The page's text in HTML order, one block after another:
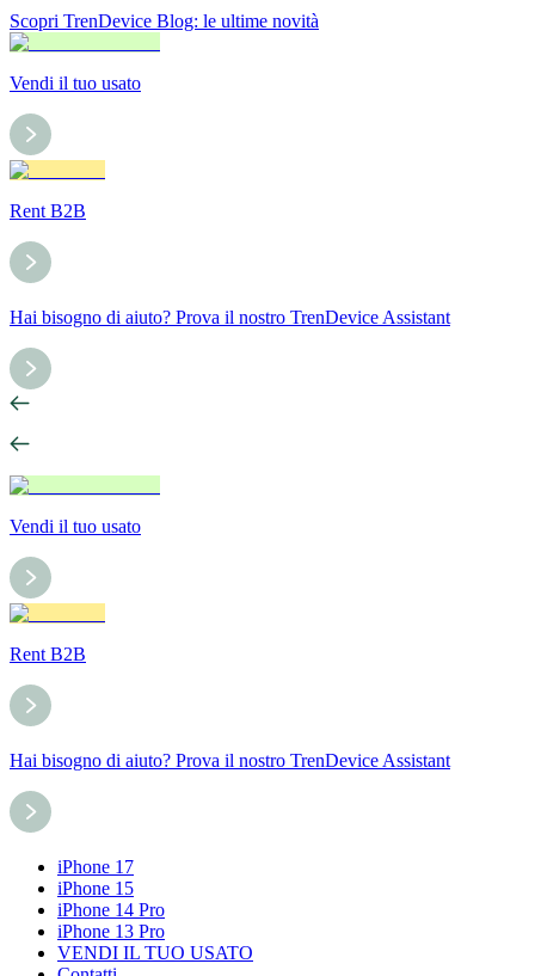
Scopri TrenDevice Blog: le ultime novità
Vendi il tuo usato
Rent B2B
Hai bisogno di aiuto? Prova il nostro TrenDevice Assistant
Vendi il tuo usato
Rent B2B
Hai bisogno di aiuto? Prova il nostro TrenDevice Assistant
iPhone 17
iPhone 15
iPhone 14 Pro
iPhone 13 Pro
VENDI IL TUO USATO